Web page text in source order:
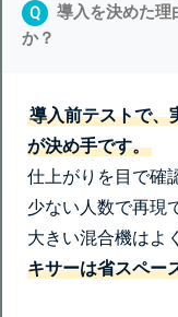
Q
導入を決めた理
か？
導入前テストで、
が決め手です。
仕上がりを目で確
少ない人数で再現
大きい混合機はよ
キサーは省スペー